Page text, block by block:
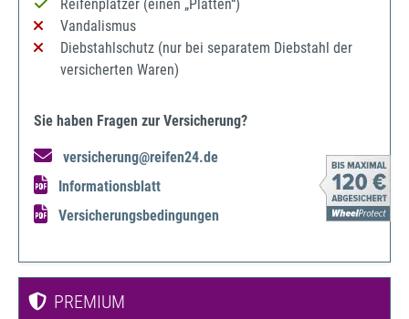
Reifenplatzer (einen „Platten“)
Vandalismus
Diebstahlschutz (nur bei separatem Diebstahl der
versicherten Waren)
Sie haben Fragen zur Versicherung?
versicherung@reifen24.de
Informationsblatt
Versicherungsbedingungen
PREMIUM